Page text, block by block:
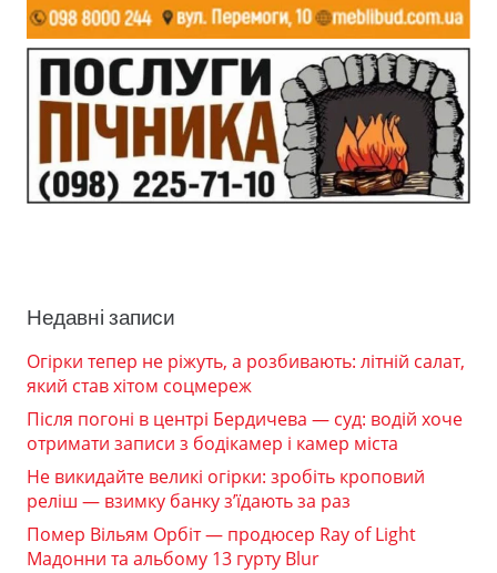
Недавні записи
Огірки тепер не ріжуть, а розбивають: літній салат,
який став хітом соцмереж
Після погоні в центрі Бердичева — суд: водій хоче
отримати записи з бодікамер і камер міста
Не викидайте великі огірки: зробіть кроповий
реліш — взимку банку з’їдають за раз
Помер Вільям Орбіт — продюсер Ray of Light
Мадонни та альбому 13 гурту Blur